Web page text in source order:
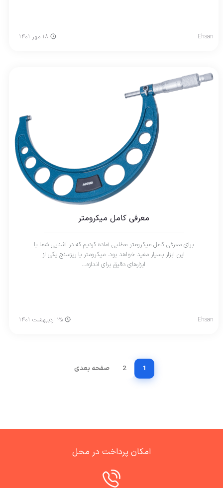
Ehsan ۱۸ مهر ۱۴۰۱
معرفی کامل میکرومتر
برای معرفی کامل میکرومتر مطلبی آماده کردیم که در آشنایی شما با
این ابزار بسیار مفید خواهد بود. میکرومتر یا ریزسنج یکی از
ابزارهای دقیق برای اندازه…
Ehsan ۲۵ اردیبهشت ۱۴۰۱
1
2 صفحه بعدی
امکان پرداخت در محل